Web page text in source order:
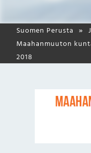
Suomen Perusta
Maahanmuuton
2018